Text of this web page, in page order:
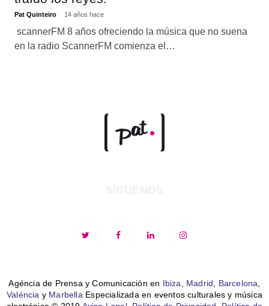
Pat Quinteiro 14 años hace
scannerFM 8 años ofreciendo la música que no suena
en la radio ScannerFM comienza el…
Agéncia de Prensa y Comunicación en Ibiza, Madrid, Barcelona,
Valéncia y MarbellaEspecializada en eventos culturales y música